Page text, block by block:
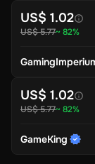
US$ 1.02
US$ 5.77~ 82%
US$ 1.02
US$ 5.77~ 82%
GameKing